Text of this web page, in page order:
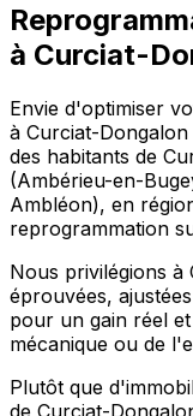
à Curciat-
Envie d'optimiser
à Curciat-
des habitants de
(Ambérieu-en-
Ambléon), en
reprogrammation
Nous privilégions à
éprouvées,
pour un gain réel
mécanique ou de
Plutôt que
de Curciat-